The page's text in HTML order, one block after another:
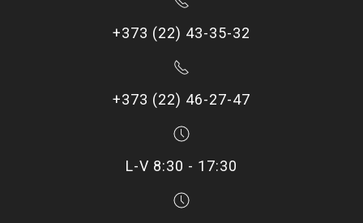
+373 (22) 43-35-32
+373 (22) 46-27-47
L-V 8:30 - 17:30